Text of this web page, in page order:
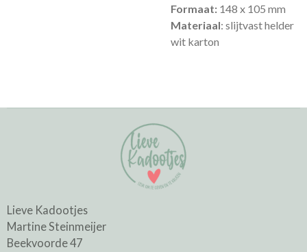
Formaat: 148 x 105 mm
Materiaal: slijtvast helder
wit karton
Lieve Kadootjes
Martine Steinmeijer
Beekvoorde 47